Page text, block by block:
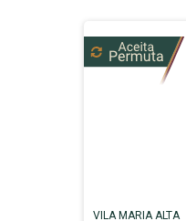
VILA MARIA ALTA